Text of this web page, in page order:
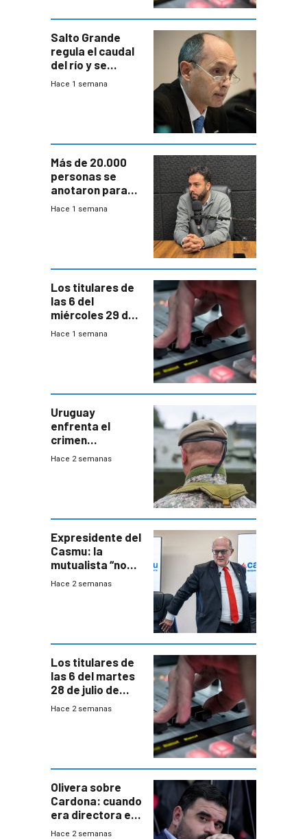
Salto Grande
regula el caudal
del río y se
prepara para un
Hace 1 semana
Más de 20.000
personas se
anotaron para
las pruebas
Hace 1 semana
Los titulares de
las 6 del
miércoles 29 de
julio de 2026
Hace 1 semana
Uruguay
enfrenta el
crimen
organizado con
seguridad
Hace 2 semanas
Expresidente del
Casmu: la
mutualista “no
está para pagar”
Hace 2 semanas
Los titulares de
las 6 del martes
28 de julio de
2026
Hace 2 semanas
Olivera sobre
Cardona: cuando
era directora en
UTE “no era muy
Hace 2 semanas